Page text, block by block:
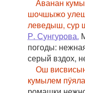
Аванан
шочшыжо
леведыш, сур
Р. Сунгурова.
погоды:
серый вздох,
Ош
кумылем